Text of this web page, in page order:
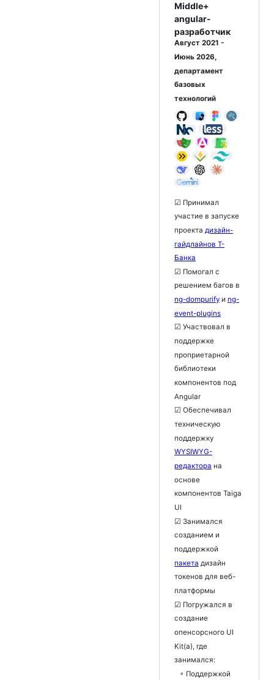
Middle+
angular-
разработчик
Август 2021 -
Июнь 2026,
департамент
базовых
технологий
☑ Принимал
участие в запуске
проекта дизайн-
гайдлайнов Т-
Банка
☑ Помогал с
решением багов в
ng-dompurify и ng-
event-plugins
☑ Участвовал в
поддержке
проприетарной
библиотеки
компонентов под
Angular
☑ Обеспечивал
техническую
поддержку
WYSIWYG-
редактора на
основе
компонентов Taiga
UI
☑ Занимался
созданием и
поддержкой
пакета дизайн
токенов для веб-
платформы
☑ Погружался в
создание
опенсорсного UI
Kit(а), где
занимался:
◦ Поддержкой